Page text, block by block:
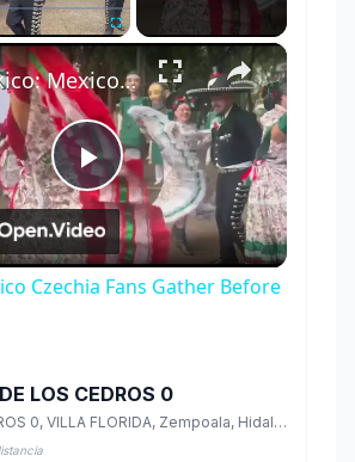
Fullscreen ×
Play
Video
Mexico: Mexico Czechia Fans Gather Before Match 5.
Czechia Fans Gather Before
LOS CEDROS 0
AV DE LOS CEDROS 0, VILLA FLORIDA, Zempoala, Hidalgo